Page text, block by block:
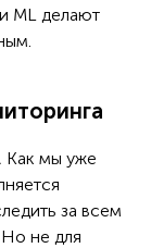
ML делают
. Как мы уже
за всем
не для